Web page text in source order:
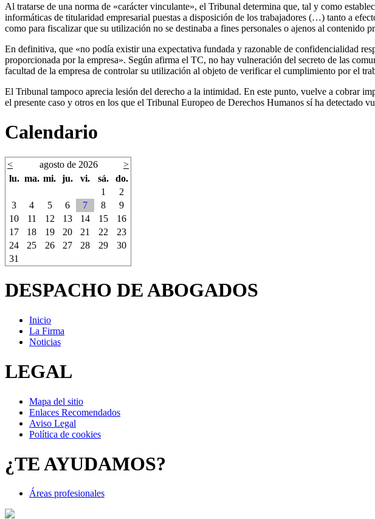
Al tratarse de una norma de «carácter vinculante», el Tribunal determina que, tal y como
informáticas de titularidad empresarial puestas a disposición de los trabajadores (…) tanto a
como para fiscalizar que su utilización no se destinaba a fines personales o ajenos al contenido
En definitiva, que «no podía existir una expectativa fundada y razonable de confidencialidad
proporcionada por la empresa». Según afirma el TC, no hay vulneración del secreto de las
facultad de la empresa de controlar su utilización al objeto de verificar el cumplimiento por el
El Tribunal tampoco aprecia lesión del derecho a la intimidad. En este punto, vuelve a cobrar
el presente caso y otros en los que el Tribunal Europeo de Derechos Humanos sí ha detectado
Calendario
< agosto de 2026
>
lu. ma. mi. ju. vi. sá.
do.
1
2
3
4 5 6 7 8
9
10
11 12 13 14 15
16
17
18 19 20 21 22
23
24
25 26 27 28 29
30
31
DESPACHO DE ABOGADOS
Inicio
La Firma
Noticias
LEGAL
Mapa del sitio
Enlaces Recomendados
Aviso Legal
Política de cookies
¿TE AYUDAMOS?
Áreas profesionales